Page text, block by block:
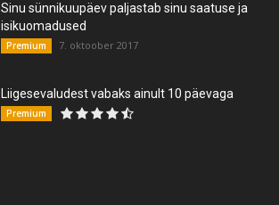
Sinu sünnikuupäev paljastab sinu saatuse ja
isikuomadused
Premium 7. oktoober 2017
Liigesevaludest vabaks ainult 10 päevaga
Premium